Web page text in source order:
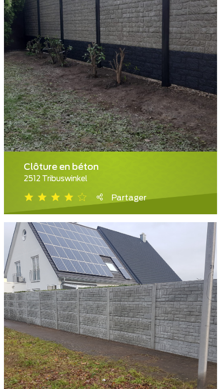
Clôture en béton
2512 Tribuswinkel
Partager